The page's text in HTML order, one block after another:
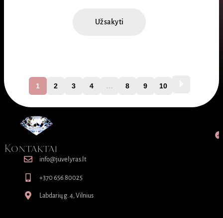
Užsakyti
1 2 3 4 … 8 9 10
Kontaktai
info@juvelyras.lt
+370 656 80025
Labdarių g. 4, Vilnius